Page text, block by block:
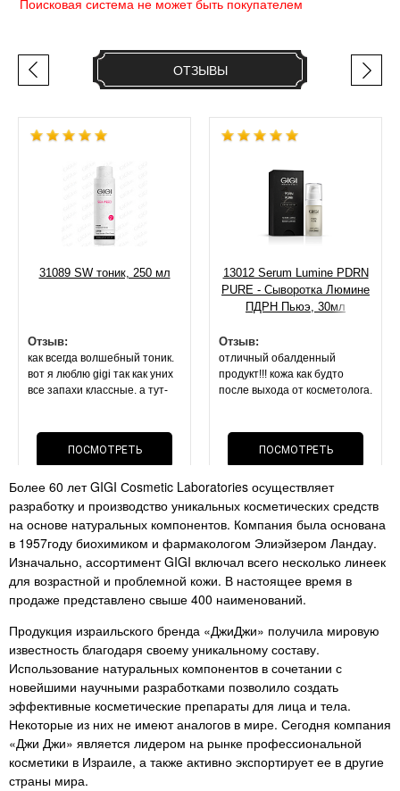
Поисковая система не может быть покупателем
ОТЗЫВЫ
31089 SW тоник, 250 мл
Отзыв:
как всегда волшебный тоник.
вот я люблю gigi так как уних
все запахи классные. а тут-
лосьон(( но это не важно,
эффект- все что описано по
нереально!!! мои черные
точки. расширенные поры-
супер средство как и всегда .
не перестану это писать в
каждом продукте.!
ПОСМОТРЕТЬ
ОТЗЫВ
13012 Serum Lumine PDRN
PURE - Сыворотка Люмине
ПДРН Пьюэ, 30мл
Отзыв:
отличный обалденный
продукт!!! кожа как будто
после выхода от косметолога.
приятной текстуры.
результат на 2 й день . стоит
косметика данного бренда
ПОСМОТРЕТЬ
ОТЗЫВ
Более 60 лет GIGI Сosmetic Laboratories осуществляет
разработку и производство уникальных косметических средств
на основе натуральных компонентов. Компания была основана
в 1957году биохимиком и фармакологом Элиэйзером Ландау.
Изначально, ассортимент GIGI включал всего несколько линеек
для возрастной и проблемной кожи. В настоящее время в
продаже представлено свыше 400 наименований.
Продукция израильского бренда «ДжиДжи» получила мировую
известность благодаря своему уникальному составу.
Использование натуральных компонентов в сочетании с
новейшими научными разработками позволило создать
эффективные косметические препараты для лица и тела.
Некоторые из них не имеют аналогов в мире. Сегодня компания
«Джи Джи» является лидером на рынке профессиональной
косметики в Израиле, а также активно экспортирует ее в другие
страны мира.